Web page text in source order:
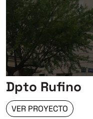
Dpto Rufino
VER PROYECTO